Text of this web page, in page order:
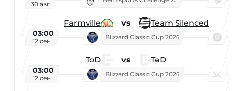
30 авг
Farmville vs Team Silenced
03:00
12 сен
Blizzard Classic Cup 2026
ToD vs TeD
03:00
12 сен
Blizzard Classic Cup 2026